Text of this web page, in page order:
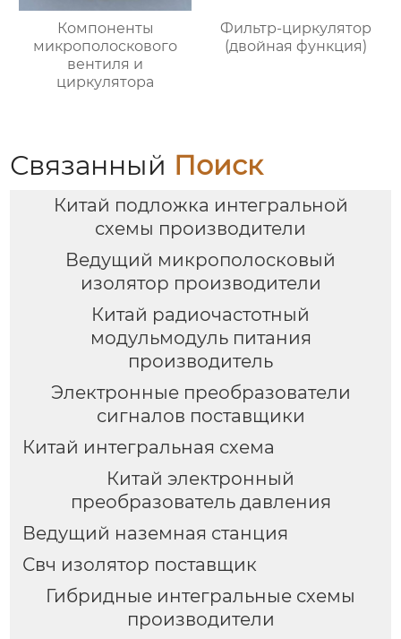
Компоненты
микрополоскового
вентиля и
циркулятора
Фильтр-циркулятор
(двойная функция)
Связанный Поиск
Китай подложка интегральной
схемы производители
Ведущий микрополосковый
изолятор производители
Китай радиочастотный
модульмодуль питания
производитель
Электронные преобразователи
сигналов поставщики
Китай интегральная схема
Китай электронный
преобразователь давления
Ведущий наземная станция
Свч изолятор поставщик
Гибридные интегральные схемы
производители